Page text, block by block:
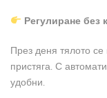
Регулиране без
През деня тялото
пристяга. С
удобни.